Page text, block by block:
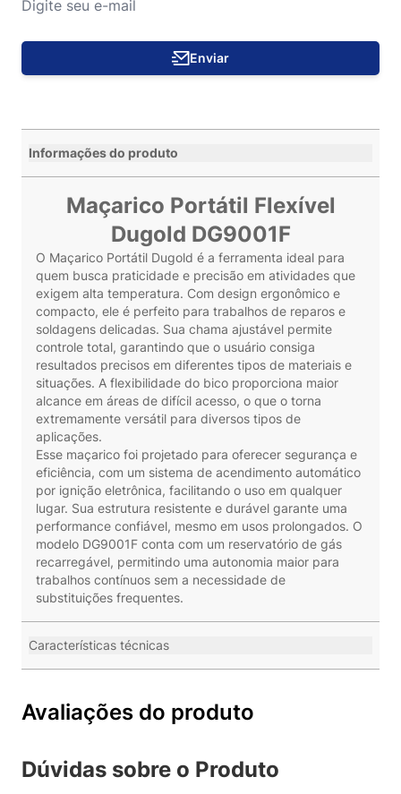
Enviar
Informações do produto
Maçarico Portátil Flexível
Dugold DG9001F
O Maçarico Portátil Dugold é a ferramenta ideal para
quem busca praticidade e precisão em atividades que
exigem alta temperatura. Com design ergonômico e
compacto, ele é perfeito para trabalhos de reparos e
soldagens delicadas. Sua chama ajustável permite
controle total, garantindo que o usuário consiga
resultados precisos em diferentes tipos de materiais e
situações. A flexibilidade do bico proporciona maior
alcance em áreas de difícil acesso, o que o torna
extremamente versátil para diversos tipos de
aplicações.
Esse maçarico foi projetado para oferecer segurança e
eficiência, com um sistema de acendimento automático
por ignição eletrônica, facilitando o uso em qualquer
lugar. Sua estrutura resistente e durável garante uma
performance confiável, mesmo em usos prolongados. O
modelo DG9001F conta com um reservatório de gás
recarregável, permitindo uma autonomia maior para
trabalhos contínuos sem a necessidade de
substituições frequentes.
Características técnicas
Avaliações do produto
Dúvidas sobre o Produto